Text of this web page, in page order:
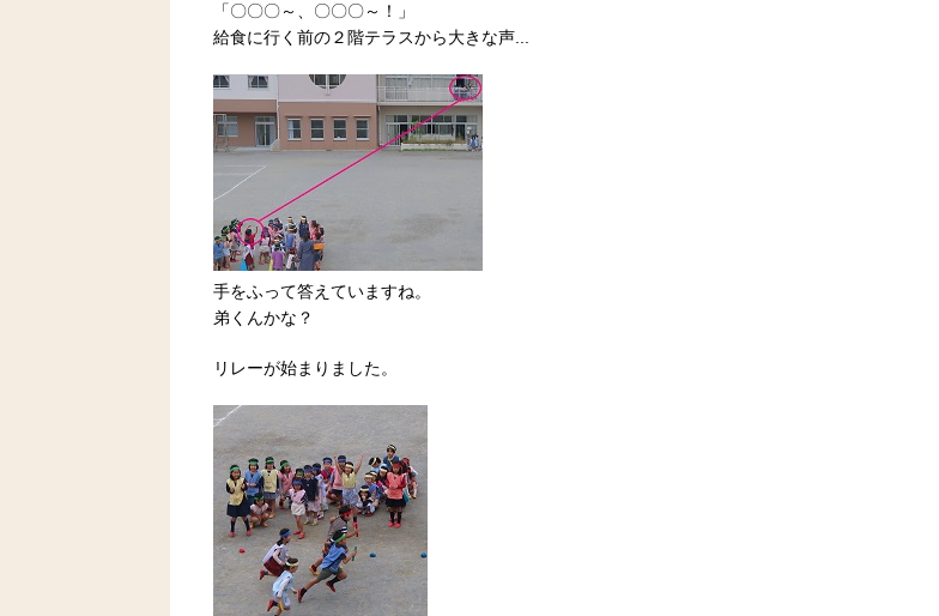
「〇〇〇～、〇〇〇～！」
給食に行く前の２階テラスから大きな声...
手をふって答えていますね。
弟くんかな？
リレーが始まりました。